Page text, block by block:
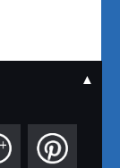
7
1
2
▲